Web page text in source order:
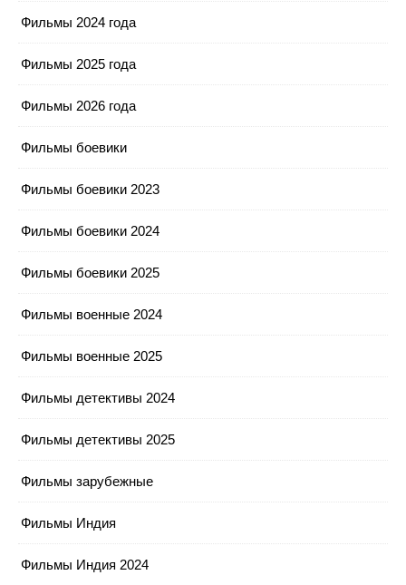
Фильмы 2024 года
Фильмы 2025 года
Фильмы 2026 года
Фильмы боевики
Фильмы боевики 2023
Фильмы боевики 2024
Фильмы боевики 2025
Фильмы военные 2024
Фильмы военные 2025
Фильмы детективы 2024
Фильмы детективы 2025
Фильмы зарубежные
Фильмы Индия
Фильмы Индия 2024